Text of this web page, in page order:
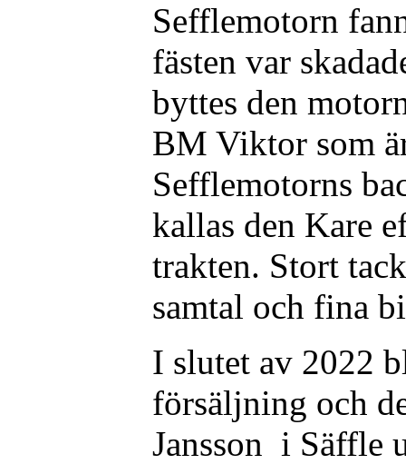
Sefflemotorn
fästen var
byttes den
BM Viktor som
Sefflemotorns
kallas den Kare
trakten. Stort
samtal och fina
I slutet av 2022
försäljning och
Jansson i Säffle